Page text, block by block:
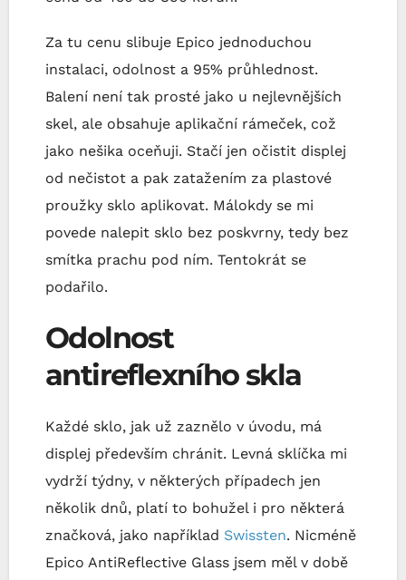
Za tu cenu slibuje Epico jednoduchou
instalaci, odolnost a 95% průhlednost.
Balení není tak prosté jako u nejlevnějších
skel, ale obsahuje aplikační rámeček, což
jako nešika oceňuji. Stačí jen očistit displej
od nečistot a pak zatažením za plastové
proužky sklo aplikovat. Málokdy se mi
povede nalepit sklo bez poskvrny, tedy bez
smítka prachu pod ním. Tentokrát se
podařilo.
Odolnost
antireflexního skla
Každé sklo, jak už zaznělo v úvodu, má
displej především chránit. Levná sklíčka mi
vydrží týdny, v některých případech jen
několik dnů, platí to bohužel i pro některá
značková, jako například Swissten. Nicméně
Epico AntiReflective Glass jsem měl v době